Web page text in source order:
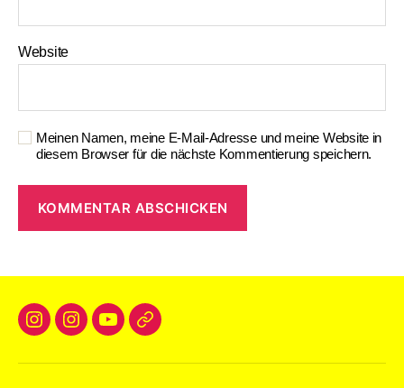
Website
Meinen Namen, meine E-Mail-Adresse und meine Website in
diesem Browser für die nächste Kommentierung speichern.
l
e
r
n